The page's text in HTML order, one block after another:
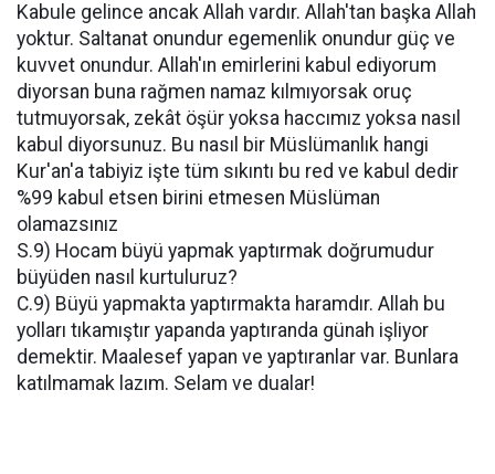
Kabule gelince ancak Allah vardır. Allah'tan başka Allah
yoktur. Saltanat onundur egemenlik onundur güç ve
kuvvet onundur. Allah'ın emirlerini kabul ediyorum
diyorsan buna rağmen namaz kılmıyorsak oruç
tutmuyorsak, zekât öşür yoksa haccımız yoksa nasıl
kabul diyorsunuz. Bu nasıl bir Müslümanlık hangi
Kur'an'a tabiyiz işte tüm sıkıntı bu red ve kabul dedir
%99 kabul etsen birini etmesen Müslüman
olamazsınız
S.9) Hocam büyü yapmak yaptırmak doğrumudur
büyüden nasıl kurtuluruz?
C.9) Büyü yapmakta yaptırmakta haramdır. Allah bu
yolları tıkamıştır yapanda yaptıranda günah işliyor
demektir. Maalesef yapan ve yaptıranlar var. Bunlara
katılmamak lazım. Selam ve dualar!